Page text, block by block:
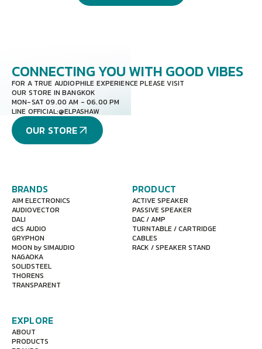
CONNECTING YOU WITH GOOD VIBES
FOR A TRUE AUDIOPHILE EXPERIENCE PLEASE VISIT
OUR STORE IN BANGKOK
MON-SAT 09.00 AM - 06.00 PM
LINE OFFICIAL:@ELPASHAW
OUR STORE
BRANDS
AIM ELECTRONICS
AUDIOVECTOR
DALI
dCS AUDIO
GRYPHON
MOON by SIMAUDIO
NAGAOKA
SOLIDSTEEL
THORENS
TRANSPARENT
PRODUCT
ACTIVE SPEAKER
PASSIVE SPEAKER
DAC / AMP
TURNTABLE / CARTRIDGE
CABLES
RACK / SPEAKER STAND
EXPLORE
ABOUT
PRODUCTS